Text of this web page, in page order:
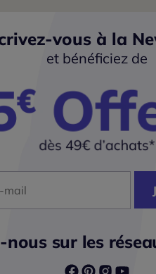
vous à la
et bénéficiez de
nous sur les